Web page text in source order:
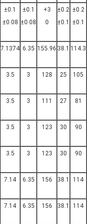
±0.1
±0.08
±0.1
±0.08
+3
0
±0.2
±0.1
±0.2
±0.1
7.1374 6.35 155.96 38.1 114.3
3.5 3 128 25 105
3.5 3 111 27 81
3.5 3 123 30 90
3.5 3 123 30 90
7.14 6.35 156 38.1 114
7.14 6.35 156 38.1 114